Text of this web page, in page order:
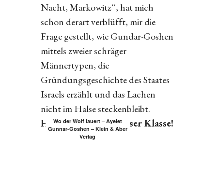
Nacht, Markowitz“, hat mich
schon derart verblüfft, mir die
Frage gestellt, wie Gundar-Goshen
mittels zweier schräger
Männertypen, die
Gründungsgeschichte des Staates
Israels erzählt und das Lachen
nicht im Halse steckenbleibt.
Hochachtung vor dieser Klasse!
Wo der Wolf lauert – Ayelet
Gunnar-Goshen – Klein & Aber
Verlag